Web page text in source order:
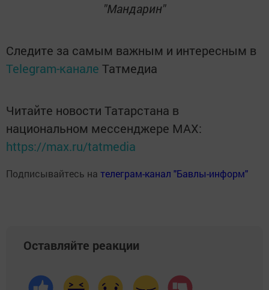
"Мандарин"
Следите за самым важным и интересным в
Telegram-канале Татмедиа
Читайте новости Татарстана в
национальном мессенджере MАХ:
https://max.ru/tatmedia
Подписывайтесь на телеграм-канал "Бавлы-информ"
Оставляйте реакции